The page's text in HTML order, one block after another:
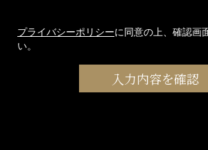
プライバシーポリシーに同意の上、確認画
い。